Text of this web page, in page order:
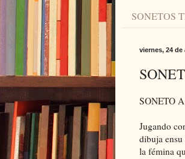
SONETOS
viernes, 24 de
SONETO
Jugando
dibuja
la fémina